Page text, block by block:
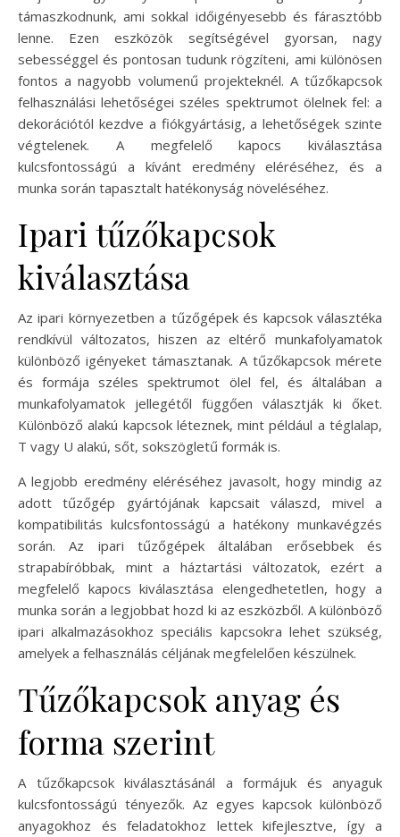
támaszkodnunk, ami sokkal időigényesebb és fárasztóbb
lenne. Ezen eszközök segítségével gyorsan, nagy
sebességgel és pontosan tudunk rögzíteni, ami különösen
fontos a nagyobb volumenű projekteknél. A tűzőkapcsok
felhasználási lehetőségei széles spektrumot ölelnek fel: a
dekorációtól kezdve a fiókgyártásig, a lehetőségek szinte
végtelenek. A megfelelő kapocs kiválasztása
kulcsfontosságú a kívánt eredmény eléréséhez, és a
munka során tapasztalt hatékonyság növeléséhez.
Ipari tűzőkapcsok
kiválasztása
Az ipari környezetben a tűzőgépek és kapcsok választéka
rendkívül változatos, hiszen az eltérő munkafolyamatok
különböző igényeket támasztanak. A tűzőkapcsok mérete
és formája széles spektrumot ölel fel, és általában a
munkafolyamatok jellegétől függően választják ki őket.
Különböző alakú kapcsok léteznek, mint például a téglalap,
T vagy U alakú, sőt, sokszögletű formák is.
A legjobb eredmény eléréséhez javasolt, hogy mindig az
adott tűzőgép gyártójának kapcsait válaszd, mivel a
kompatibilitás kulcsfontosságú a hatékony munkavégzés
során. Az ipari tűzőgépek általában erősebbek és
strapabíróbbak, mint a háztartási változatok, ezért a
megfelelő kapocs kiválasztása elengedhetetlen, hogy a
munka során a legjobbat hozd ki az eszközből. A különböző
ipari alkalmazásokhoz speciális kapcsokra lehet szükség,
amelyek a felhasználás céljának megfelelően készülnek.
Tűzőkapcsok anyag és
forma szerint
A tűzőkapcsok kiválasztásánál a formájuk és anyaguk
kulcsfontosságú tényezők. Az egyes kapcsok különböző
anyagokhoz és feladatokhoz lettek kifejlesztve, így a